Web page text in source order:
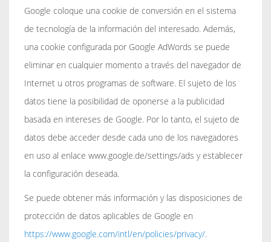
Google coloque una cookie de conversión en el sistema
de tecnología de la información del interesado. Además,
una cookie configurada por Google AdWords se puede
eliminar en cualquier momento a través del navegador de
Internet u otros programas de software. El sujeto de los
datos tiene la posibilidad de oponerse a la publicidad
basada en intereses de Google. Por lo tanto, el sujeto de
datos debe acceder desde cada uno de los navegadores
en uso al enlace www.google.de/settings/ads y establecer
la configuración deseada.
Se puede obtener más información y las disposiciones de
protección de datos aplicables de Google en
https://www.google.com/intl/en/policies/privacy/.